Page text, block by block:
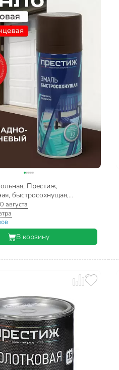
Престиж,
быстросохнущая,
шоколадно-
мл
августа
В корзину